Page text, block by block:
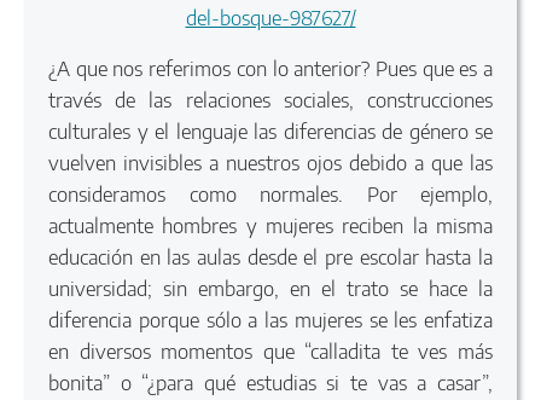
del-bosque-987627/
¿A que nos referimos con lo anterior? Pues que es a
través de las relaciones sociales, construcciones
culturales y el lenguaje las diferencias de género se
vuelven invisibles a nuestros ojos debido a que las
consideramos como normales. Por ejemplo,
actualmente hombres y mujeres reciben la misma
educación en las aulas desde el pre escolar hasta la
universidad; sin embargo, en el trato se hace la
diferencia porque sólo a las mujeres se les enfatiza
en diversos momentos que “calladita te ves más
bonita” o “¿para qué estudias si te vas a casar”,